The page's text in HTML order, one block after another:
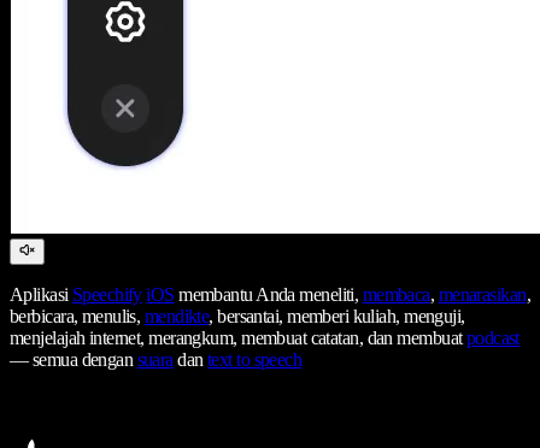
Aplikasi Speechify iOS membantu Anda meneliti, membaca, menarasikan,
berbicara, menulis, mendikte, bersantai, memberi kuliah, menguji,
menjelajah internet, merangkum, membuat catatan, dan membuatpodcast
— semua dengansuaradantext to speech